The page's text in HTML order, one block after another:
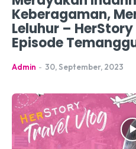
Keberagaman,
Leluhur –
Episode
Admin - 30, September, 2023